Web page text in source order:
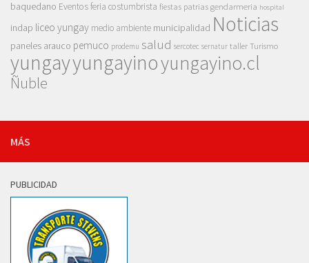
baquedano Eventosferia costumbrista fiestas patrias gendarmeria hospital
indap liceo yungay medio ambiente municipalidad Noticias
paneles arauco pemuco prodemu salud sercotec sernatur taller Turismo
yungayyungayinoyungayino.cl
Ñuble
MÁS
PUBLICIDAD